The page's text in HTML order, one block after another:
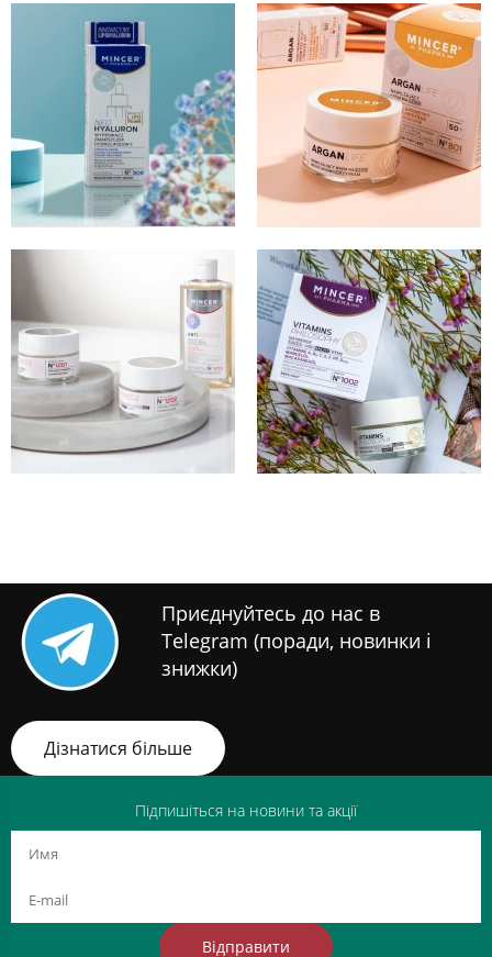
Приєднуйтесь до нас в
Telegram (поради, новинки і
знижки)
Дізнатися більше
Підпишіться на новини та акції
Відправити